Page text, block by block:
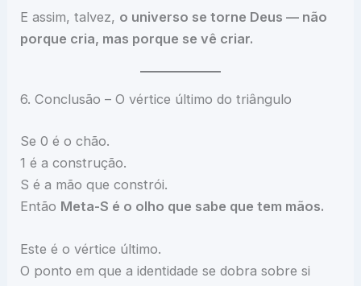
E assim, talvez, o universo se torne Deus — não
porque cria, mas porque se vê criar.
6. Conclusão – O vértice último do triângulo
Se 0 é o chão.
1 é a construção.
S é a mão que constrói.
Então Meta-S é o olho que sabe que tem mãos.
Este é o vértice último.
O ponto em que a identidade se dobra sobre si